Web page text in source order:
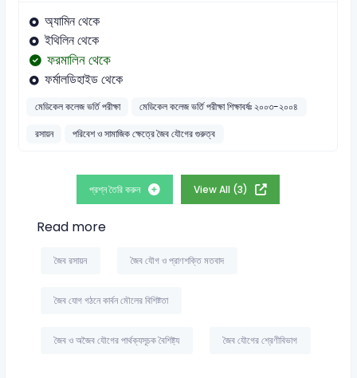
অ্যামিন থেকে
ইথিলিন থেকে
ফরমালিন থেকে
ফর্মালডিহাইড থেকে
মেডিকেল কলেজ ভর্তি পরীক্ষা
মেডিকেল কলেজ ভর্তি পরীক্ষা শিক্ষাবর্ষঃ ২০০৩-২০০৪
রসায়ন
পরিবেশ ও সামাজিক ক্ষেত্রে জৈব যৌগের গুরুত্ব
প্রশ্ন তৈরি করুন View All (3)
Read more
জৈব রসায়ন জৈব যৌগ ও প্রাণশক্তি মতবাদ
জৈব যোগ গঠনে কার্বন মৌলের বিশিষ্টতা
জৈব ও অজৈব যৌগের পার্থক্যসূচক বৈশিষ্ট্য জৈব যৌগের শ্রেণীবিভাগ